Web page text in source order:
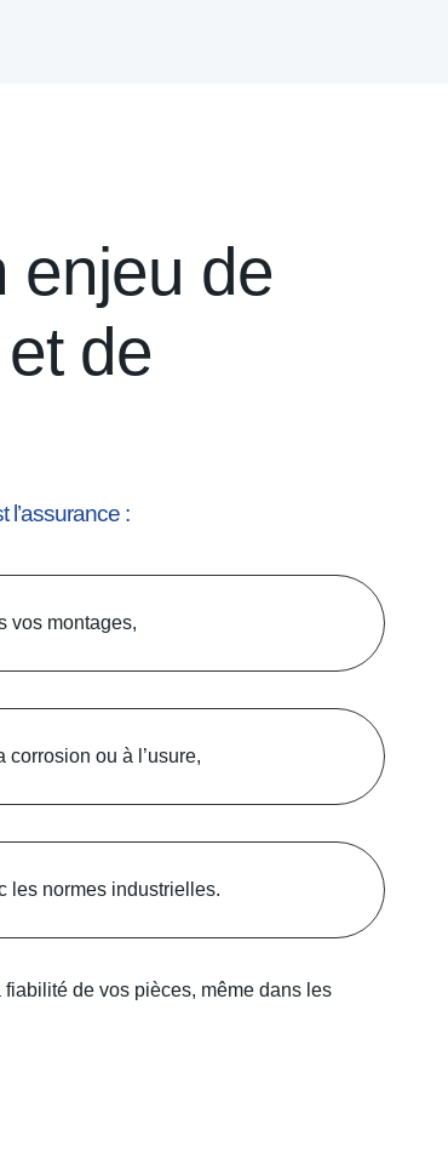
enjeu de
de
l’assurance :
vos montages,
corrosion ou à l’usure,
les normes industrielles.
de vos pièces, même dans les